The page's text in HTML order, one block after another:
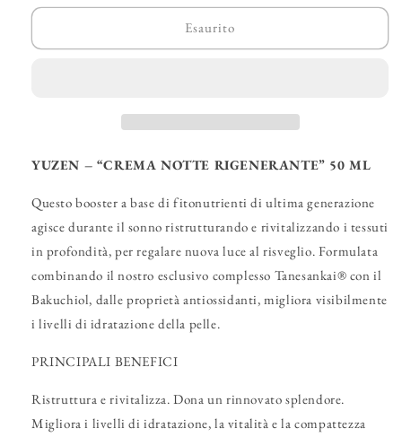
per
–
per
YUZEN
–
Esaurito
YUZEN – “CREMA NOTTE RIGENERANTE” 50 ML
Questo booster a base di fitonutrienti di ultima generazione
agisce durante il sonno ristrutturando e rivitalizzando i tessuti
in profondità, per regalare nuova luce al risveglio. Formulata
combinando il nostro esclusivo complesso Tanesankai® con il
Bakuchiol, dalle proprietà antiossidanti, migliora visibilmente
i livelli di idratazione della pelle.
PRINCIPALI BENEFICI
Ristruttura e rivitalizza. Dona un rinnovato splendore.
Migliora i livelli di idratazione, la vitalità e la compattezza